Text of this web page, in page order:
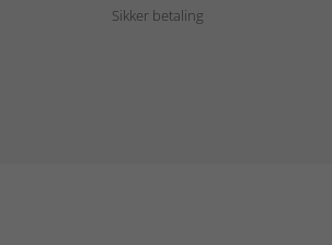
Sikker betaling